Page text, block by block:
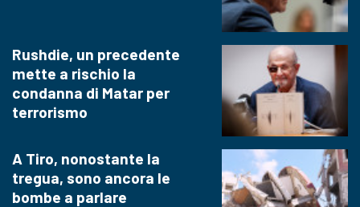
Rushdie, un precedente
mette a rischio la
condanna di Matar per
terrorismo
A Tiro, nonostante la
tregua, sono ancora le
bombe a parlare